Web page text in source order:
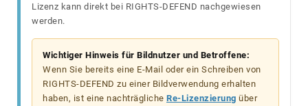
Lizenz kann direkt bei RIGHTS-DEFEND nachgewiesen
werden.
Wichtiger Hinweis für Bildnutzer und Betroffene:
Wenn Sie bereits eine E-Mail oder ein Schreiben von
RIGHTS-DEFEND zu einer Bildverwendung erhalten
haben, ist eine nachträgliche Re-Lizenzierung über